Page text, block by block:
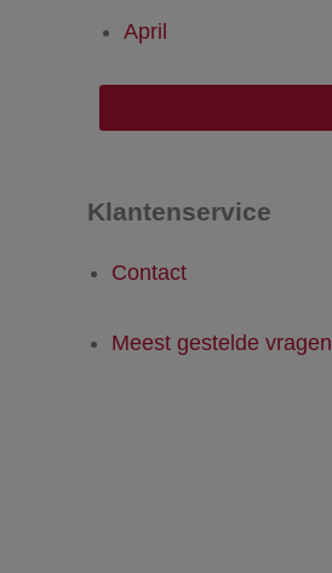
April
Klantenservice
Contact
Meest gestelde vragen